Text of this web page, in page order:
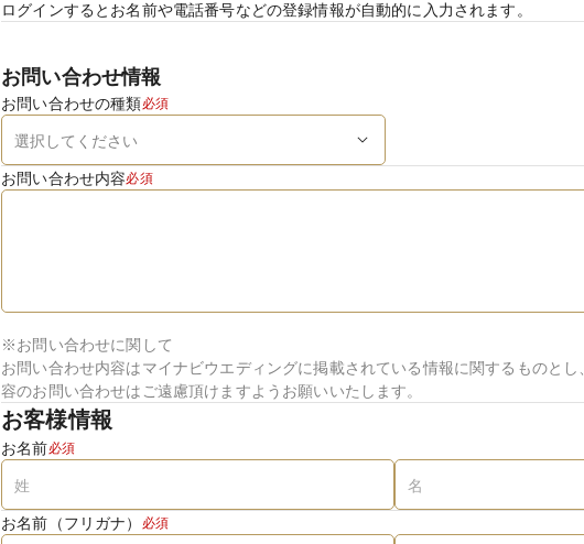
ログインするとお名前や電話番号などの登録情報が自動的に入力されます。
お問い合わせ情報
お問い合わせの種類必須
お問い合わせ内容必須
※お問い合わせに関して
お問い合わせ内容はマイナビウエディングに掲載されている情報に関するものと
容のお問い合わせはご遠慮頂けますようお願いいたします。
お客様情報
お名前必須
お名前（フリガナ） 必須